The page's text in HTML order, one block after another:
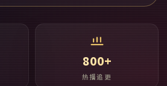
800+
热播追更